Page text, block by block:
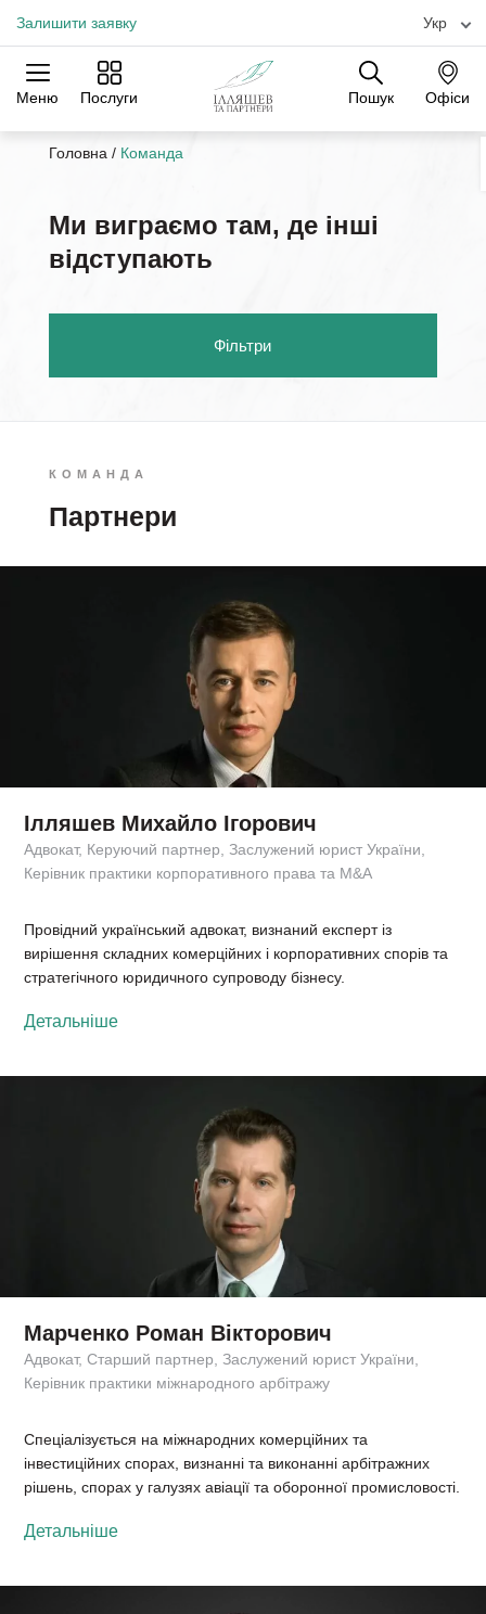
Залишити заявку Укр
Меню Послуги Пошук Офіси
Практики Галузі
Офіси
Головна / Команда
Ми виграємо там, де інші
відступають
Фільтри
КОМАНДА
Партнери
Ілляшев Михайло Ігорович
Адвокат, Керуючий партнер, Заслужений юрист України,
Керівник практики корпоративного права та M&A
Провідний український адвокат, визнаний експерт із
вирішення складних комерційних і корпоративних спорів та
стратегічного юридичного супроводу бізнесу.
Детальніше
Марченко Роман Вікторович
Адвокат, Старший партнер, Заслужений юрист України,
Керівник практики міжнародного арбітражу
Спеціалізується на міжнародних комерційних та
інвестиційних спорах, визнанні та виконанні арбітражних
рішень, спорах у галузях авіації та оборонної промисловості.
Детальніше